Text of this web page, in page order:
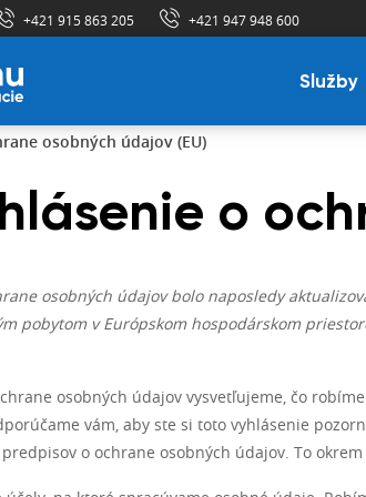
+421 915 863 205 +421 947 948 600
Služby
osobných údajov (EU)
o
osobných údajov bolo naposledy
pobytom v Európskom hospodárskom
osobných údajov vysvetľujeme, čo
vám, aby ste si toto vyhlásenie
o ochrane osobných údajov. To